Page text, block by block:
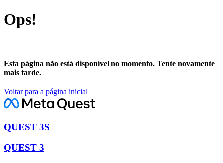
Ops!
Esta página não está disponível no momento. Tente novamente
mais tarde.
Voltar para a página inicial
QUEST 3S
QUEST 3